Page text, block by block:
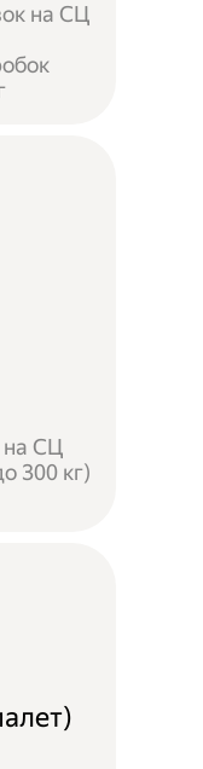
на СЦ
на СЦ
300 кг)